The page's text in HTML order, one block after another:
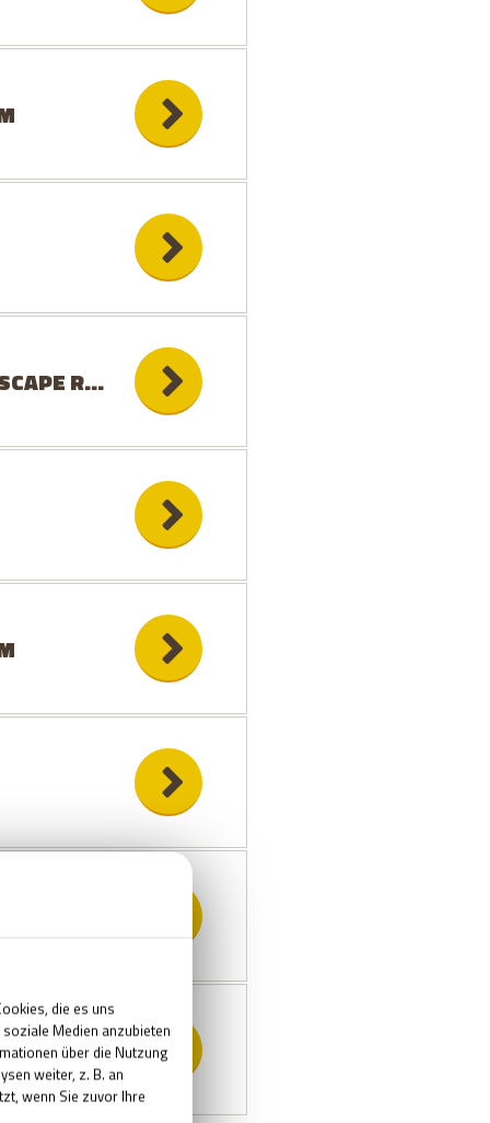
ROOM
ROOM